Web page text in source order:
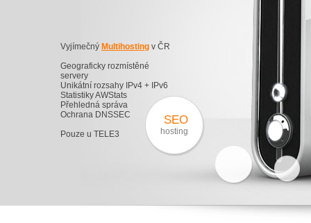
Vyjímečný Multihosting v ČR
Geograficky rozmístěné
servery
Unikátní rozsahy IPv4 + IPv6
Statistiky AWStats
Přehledná správa
Ochrana DNSSEC
Pouze u TELE3
SEO
hosting